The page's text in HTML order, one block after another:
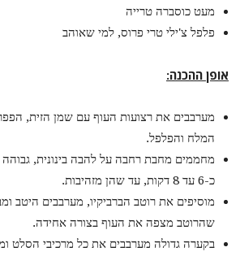
מעט כוסברה טרייה
פלפל צ'ילי טרי פרוס, למי שאוהב
אופן ההכנה:
מערבבים את רצועות העוף עם שמן הזית,
המלח והפלפל.
מחממים מחבת רחבה על להבה בינונית, גבוהה
כ-6 עד 8 דקות, עד שהן מזהיבות.
שהרוטב מצפה את העוף בצורה אחידה.
בקערה גדולה מערבבים את כל מרכיבי הסלט